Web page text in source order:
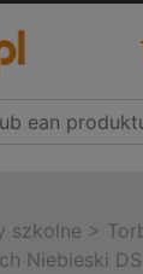
szkolne >
Niebieski